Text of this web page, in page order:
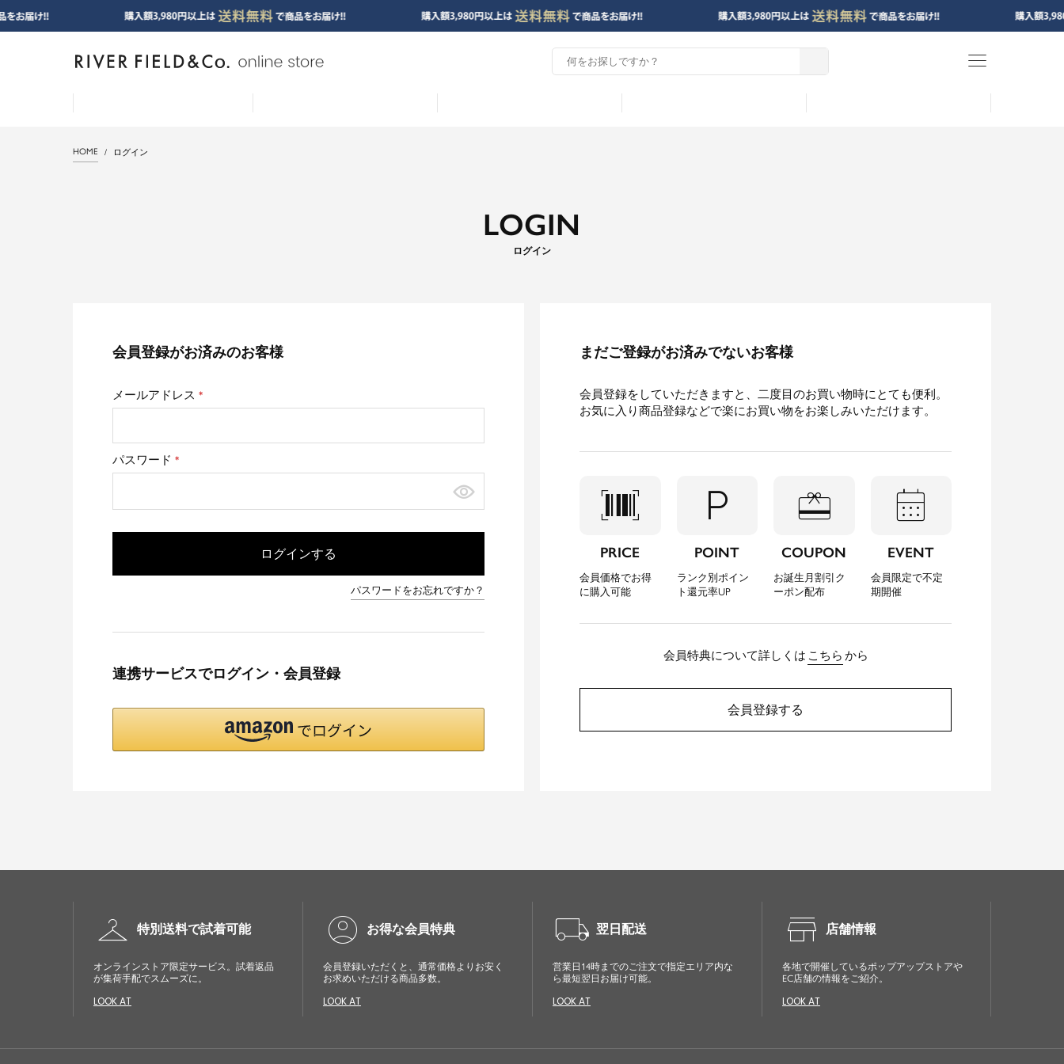
menu
HOME ログイン
LOGIN
ログイン
会員登録がお済みのお客様
メールアドレス
パスワード
ログインする
パスワードをお忘れですか？
連携サービスでログイン・会員登録
まだご登録がお済みでないお客様
会員登録をしていただきますと、二度目のお買い物時にとても便利。
お気に入り商品登録などで楽にお買い物をお楽しみいただけます。
barcode_scanner
PRICE
会員価格でお得
に購入可能
local_parking
POINT
ランク別ポイン
ト還元率UP
redeem
COUPON
お誕生月割引ク
ーポン配布
calendar_month
EVENT
会員限定で不定
期開催
会員特典について詳しくは こちら から
会員登録する
checkroom 特別送料で試着可能
オンラインストア限定サービス。試着返品
が集荷手配でスムーズに。
LOOK AT
account_circle お得な会員特典
会員登録いただくと、通常価格よりお安く
お求めいただける商品多数。
LOOK AT
local_shipping 翌日配送
営業日14時までのご注文で指定エリア内な
ら最短翌日お届け可能。
LOOK AT
store 店舗情報
各地で開催しているポップアップストアや
EC店舗の情報をご紹介。
LOOK AT